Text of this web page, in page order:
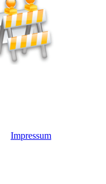
Impressum